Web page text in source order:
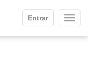
Entrar